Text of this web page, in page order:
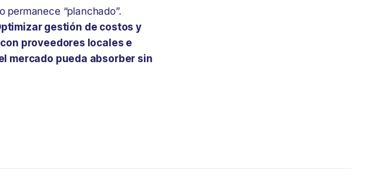
permanece “planchado”.
gestión de costos y
proveedores locales e
mercado pueda absorber sin